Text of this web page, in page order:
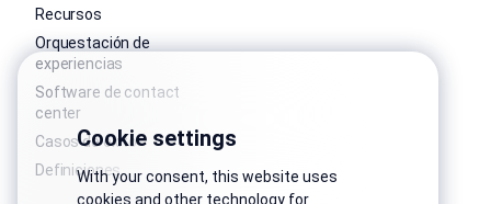
Recursos
Orquestación de
experiencias
Software de contact
center
Casos de éxito
Definiciones
Cookie settings
With your consent, this website uses
cookies and other technology for